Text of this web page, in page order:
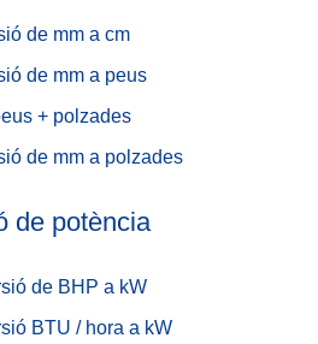
de mm a cm
de mm a peus
+ polzades
de mm a polzades
de potència
de BHP a kW
BTU / hora a kW